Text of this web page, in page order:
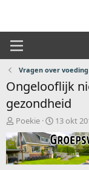
Vragen over
Ongelooflijk
gezondheid
O
n
d
e
r
Poekie
S
a
r
t
13 okt